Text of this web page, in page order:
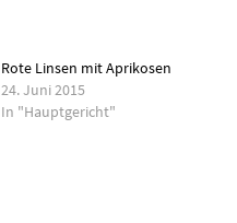
Rote Linsen mit Aprikosen
24. Juni 2015
In "Hauptgericht"